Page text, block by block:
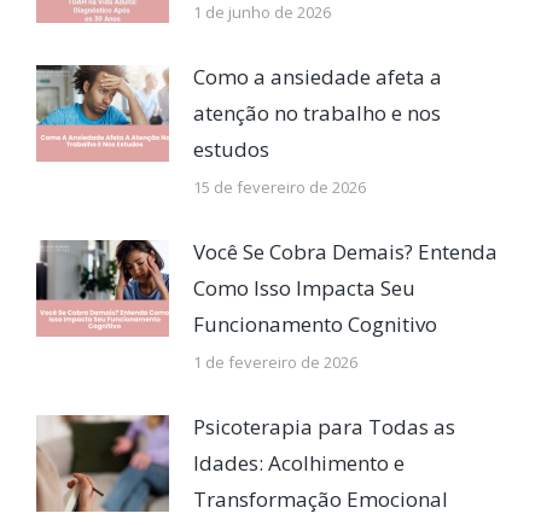
1 de junho de 2026
Como a ansiedade afeta a
atenção no trabalho e nos
estudos
15 de fevereiro de 2026
Você Se Cobra Demais? Entenda
Como Isso Impacta Seu
Funcionamento Cognitivo
1 de fevereiro de 2026
Psicoterapia para Todas as
Idades: Acolhimento e
Transformação Emocional